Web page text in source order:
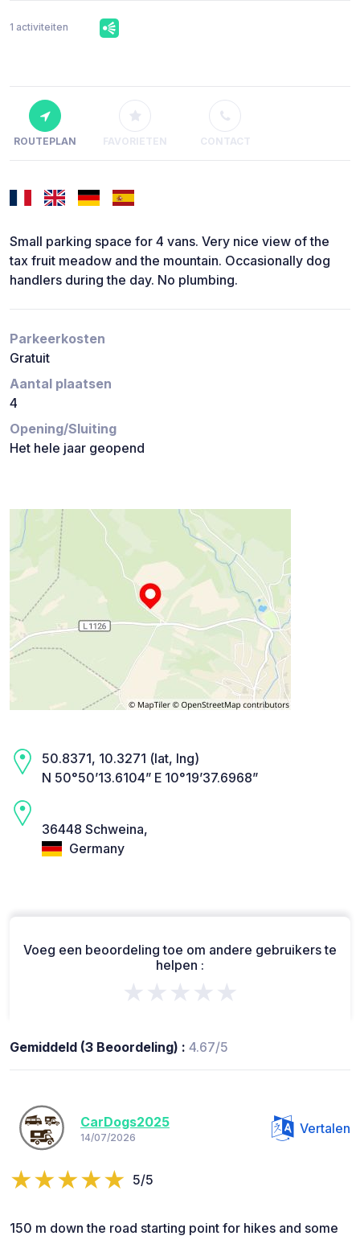
1 activiteiten
ROUTEPLAN FAVORIETEN CONTACT
Small parking space for 4 vans. Very nice view of the
tax fruit meadow and the mountain. Occasionally dog
handlers during the day. No plumbing.
Parkeerkosten
Gratuit
Aantal plaatsen
4
Opening/Sluiting
Het hele jaar geopend
50.8371, 10.3271 (lat, lng)
N 50°50’13.6104” E 10°19’37.6968”
36448 Schweina,
Germany
Voeg een beoordeling toe om andere gebruikers te
helpen :
★★★★★
Gemiddeld (3 Beoordeling) : 4.67/5
CarDogs2025
14/07/2026
Vertalen
5/5
150 m down the road starting point for hikes and some